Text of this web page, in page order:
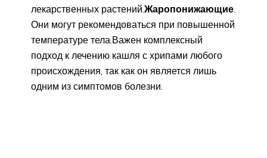
лекарственных растений. Жаропонижающие
Они могут рекомендоваться при повышенной
температуре тела.Важен комплексный
подход к лечению кашля с хрипами любого
происхождения, так как он является лишь
одним из симптомов болезни.